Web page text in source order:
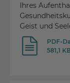
PDF-
581,1
Ihres
Geist und